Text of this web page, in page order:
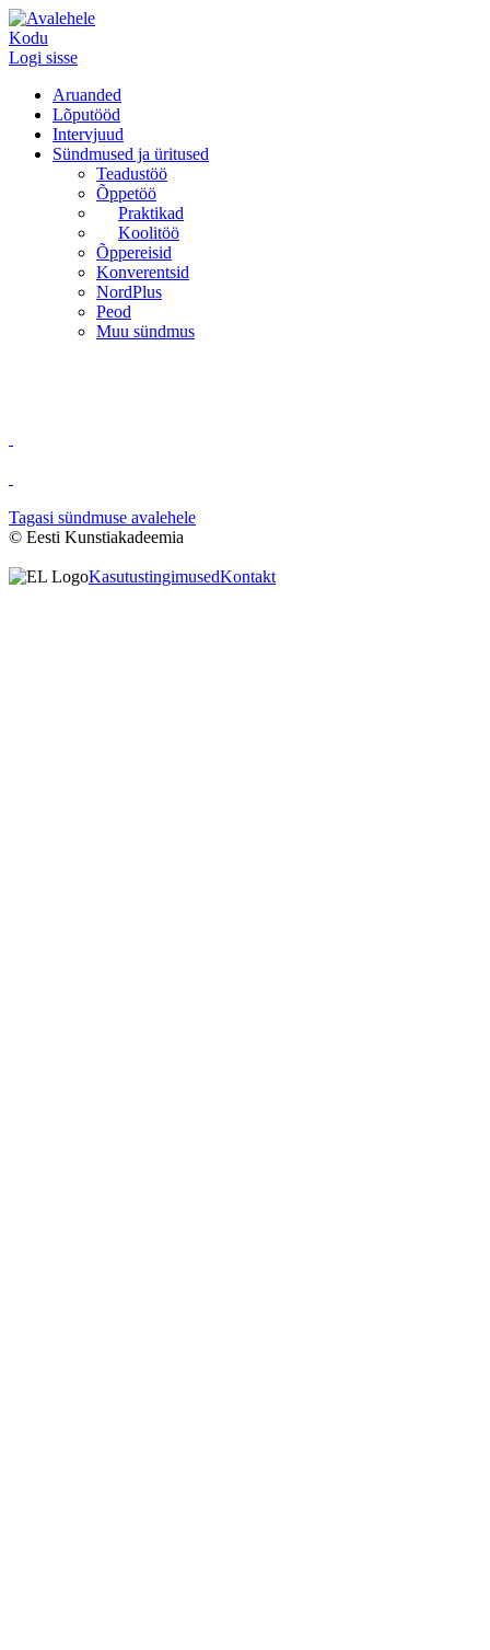
Kodu
Logi sisse
Aruanded
Lõputööd
Intervjuud
Sündmused ja üritused
Teadustöö
Õppetöö
Praktikad
Koolitöö
Õppereisid
Konverentsid
NordPlus
Peod
Muu sündmus
Tagasi sündmuse avalehele
© Eesti Kunstiakadeemia
KasutustingimusedKontakt